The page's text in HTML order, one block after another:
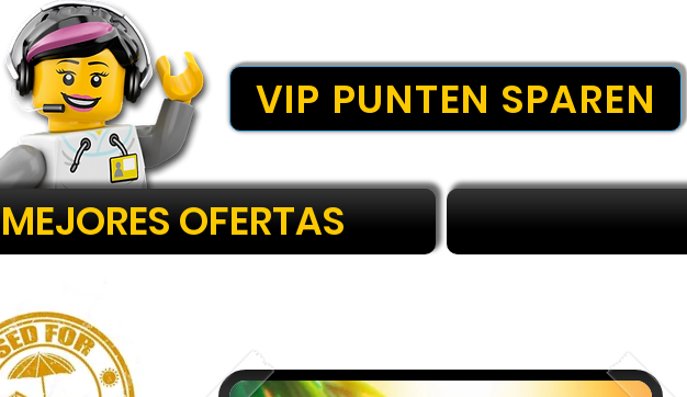
VIP PUNTEN SPAREN
MEJORES OFERTAS